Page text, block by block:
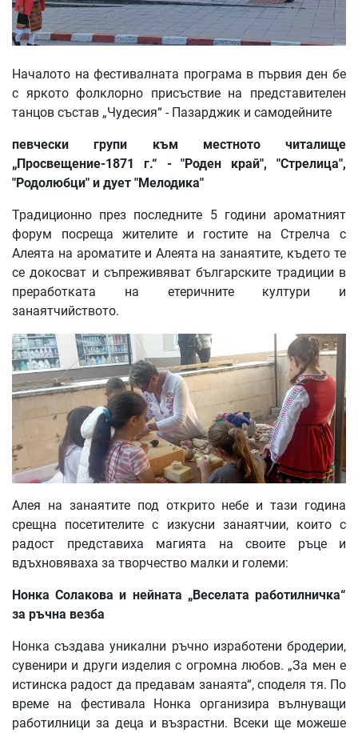
Началото на фестивалната програма в първия ден бе
с яркото фолклорно присъствие на представителен
танцов състав „Чудесия“ - Пазарджик и самодейните
певчески групи към местното читалище
„Просвещение-1871 г.“ - "Роден край", "Стрелица",
"Родолюбци" и дует "Мелодика"
Традиционно през последните 5 години ароматният
форум посреща жителите и гостите на Стрелча с
Алеята на ароматите и Алеята на занаятите, където те
се докосват и съпреживяват българските традиции в
преработката на етеричните култури и
занаятчийството.
Алея на занаятите под открито небе и тази година
срещна посетителите с изкусни занаятчии, които с
радост представиха магията на своите ръце и
вдъхновяваха за творчество малки и големи:
Нонка Солакова и нейната „Веселата работилничка“
за ръчна везба
Нонка създава уникални ръчно изработени бродерии,
сувенири и други изделия с огромна любов. „За мен е
истинска радост да предавам занаята“, споделя тя. По
време на фестивала Нонка организира вълнуващи
работилници за деца и възрастни. Всеки ще можеше